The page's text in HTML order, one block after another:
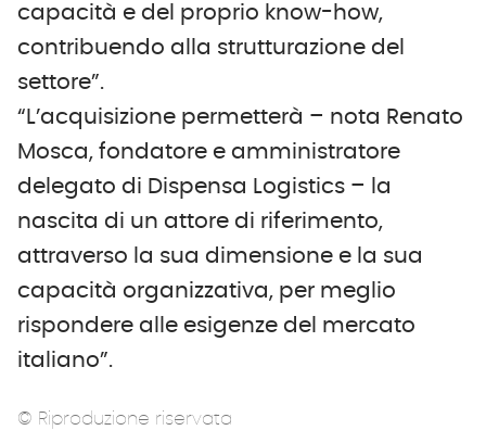
capacità e del proprio know-how,
contribuendo alla strutturazione del
settore”.
“L’acquisizione permetterà – nota Renato
Mosca, fondatore e amministratore
delegato di Dispensa Logistics – la
nascita di un attore di riferimento,
attraverso la sua dimensione e la sua
capacità organizzativa, per meglio
rispondere alle esigenze del mercato
italiano”.
© Riproduzione riservata